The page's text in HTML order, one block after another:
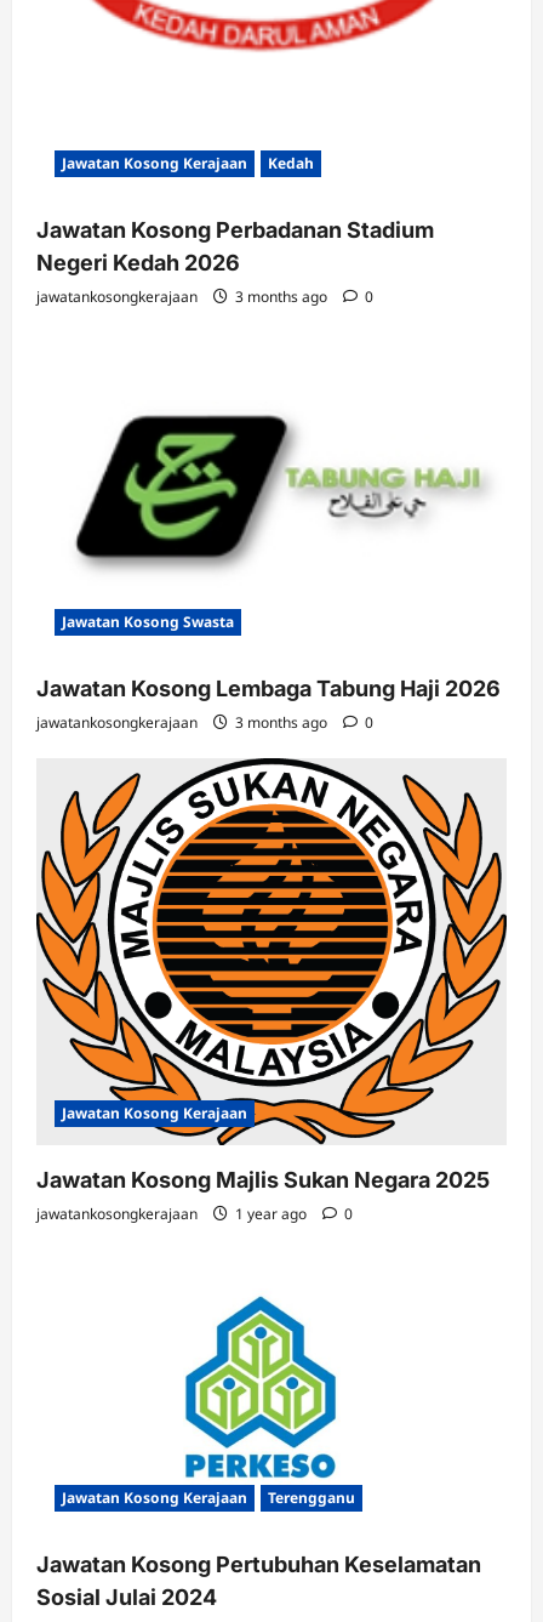
Jawatan Kosong Kerajaan Kedah
Jawatan Kosong Perbadanan Stadium
Negeri Kedah 2026
jawatankosongkerajaan 3 months ago 0
Jawatan Kosong Swasta
Jawatan Kosong Lembaga Tabung Haji 2026
jawatankosongkerajaan 3 months ago 0
Jawatan Kosong Kerajaan
Jawatan Kosong Majlis Sukan Negara 2025
jawatankosongkerajaan 1 year ago 0
Jawatan Kosong Kerajaan Terengganu
Jawatan Kosong Pertubuhan Keselamatan
Sosial Julai 2024